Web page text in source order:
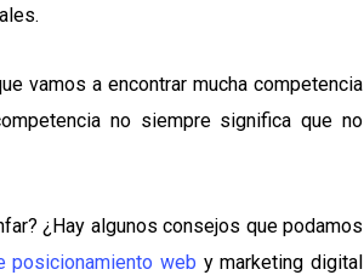
vamos a encontrar mucha competencia
no siempre significa que no
¿Hay algunos consejos que podamos
posicionamiento web y marketing digital